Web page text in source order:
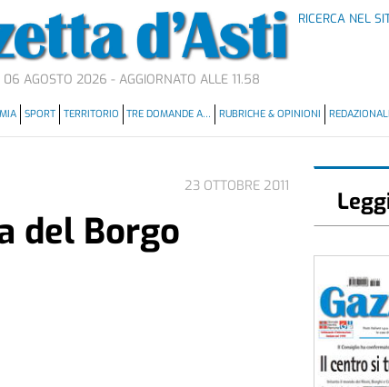
RICERCA NEL
06 AGOSTO 2026 - AGGIORNATO ALLE 11.58
SPORT TERRITORIO TRE DOMANDE A… RUBRICHE & OPINIONI REDAZIONALI
23 OTTOBRE 2011
del Borgo